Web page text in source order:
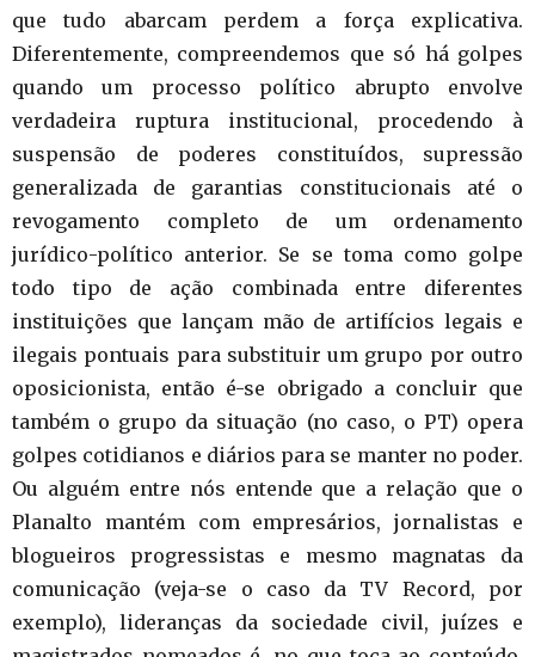
que tudo abarcam perdem a força explicativa.
Diferentemente, compreendemos que só há golpes
quando um processo político abrupto envolve
verdadeira ruptura institucional, procedendo à
suspensão de poderes constituídos, supressão
generalizada de garantias constitucionais até o
revogamento completo de um ordenamento
jurídico-político anterior. Se se toma como golpe
todo tipo de ação combinada entre diferentes
instituições que lançam mão de artifícios legais e
ilegais pontuais para substituir um grupo por outro
oposicionista, então é-se obrigado a concluir que
também o grupo da situação (no caso, o PT) opera
golpes cotidianos e diários para se manter no poder.
Ou alguém entre nós entende que a relação que o
Planalto mantém com empresários, jornalistas e
blogueiros progressistas e mesmo magnatas da
comunicação (veja-se o caso da TV Record, por
exemplo), lideranças da sociedade civil, juízes e